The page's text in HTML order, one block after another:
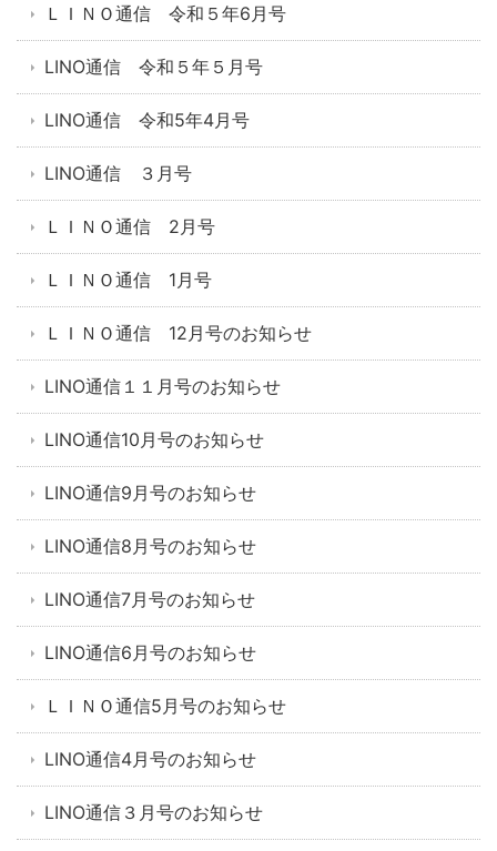
ＬＩＮＯ通信 令和５年6月号
LINO通信 令和５年５月号
LINO通信 令和5年4月号
LINO通信 ３月号
ＬＩＮＯ通信 2月号
ＬＩＮＯ通信 1月号
ＬＩＮＯ通信 12月号のお知らせ
LINO通信１１月号のお知らせ
LINO通信10月号のお知らせ
LINO通信9月号のお知らせ
LINO通信8月号のお知らせ
LINO通信7月号のお知らせ
LINO通信6月号のお知らせ
ＬＩＮＯ通信5月号のお知らせ
LINO通信4月号のお知らせ
LINO通信３月号のお知らせ